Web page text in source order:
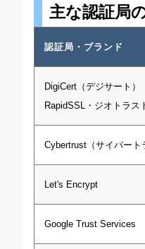
主な認証局
認証局・ブランド
DigiCert（デジサート）
RapidSSL・ジオトラス
Cybertrust（サイバート
Let's Encrypt
Google Trust Services